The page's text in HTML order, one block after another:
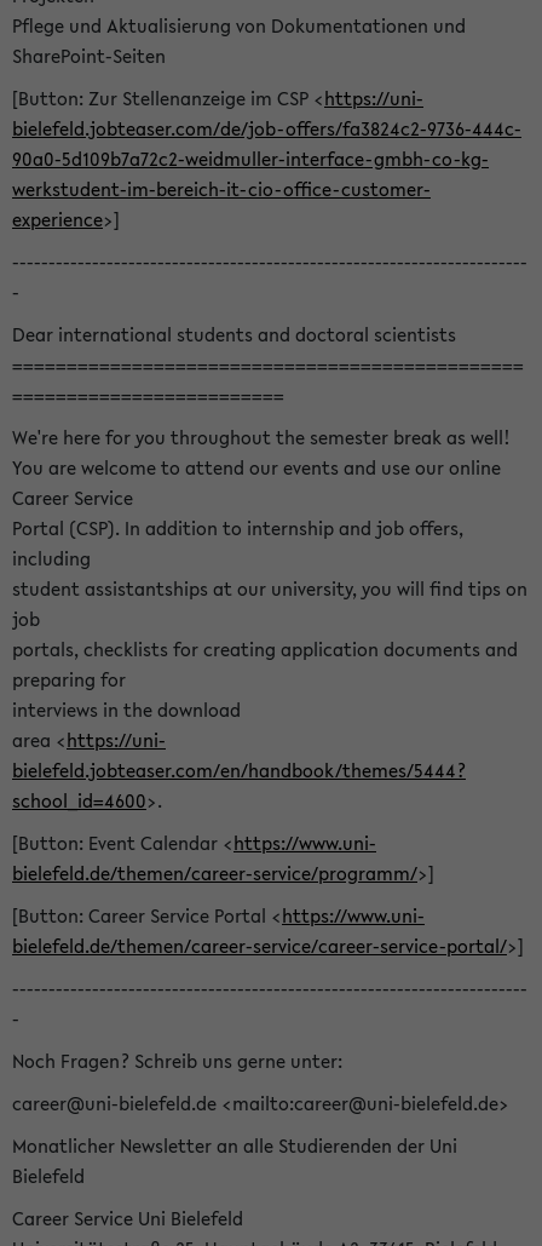
Pflege und Aktualisierung von Dokumentationen und
SharePoint-Seiten
[Button: Zur Stellenanzeige im CSP <https://uni-
bielefeld.jobteaser.com/de/job-offers/fa3824c2-9736-444c-
90a0-5d109b7a72c2-weidmuller-interface-gmbh-co-kg-
werkstudent-im-bereich-it-cio-office-customer-
experience>]
-----------------------------------------------------------------------
-
Dear international students and doctoral scientists
===============================================
=========================
We're here for you throughout the semester break as well!
You are welcome to attend our events and use our online
Career Service
Portal (CSP). In addition to internship and job offers,
including
student assistantships at our university, you will find tips on
job
portals, checklists for creating application documents and
preparing for
interviews in the download
area <https://uni-
bielefeld.jobteaser.com/en/handbook/themes/5444?
school_id=4600>.
[Button: Event Calendar <https://www.uni-
bielefeld.de/themen/career-service/programm/>]
[Button: Career Service Portal <https://www.uni-
bielefeld.de/themen/career-service/career-service-portal/>]
-----------------------------------------------------------------------
-
Noch Fragen? Schreib uns gerne unter:
career@uni-bielefeld.de <mailto:career@uni-bielefeld.de>
Monatlicher Newsletter an alle Studierenden der Uni
Bielefeld
Career Service Uni Bielefeld